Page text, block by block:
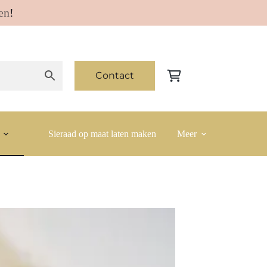
!
Contact Winkelwagen
Sieraad op maat laten maken Meer